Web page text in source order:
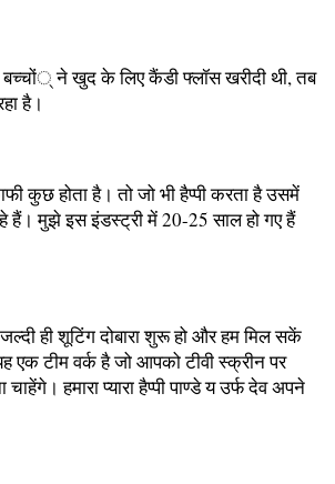
बच्चों् ने खुद के लिए कैंडी फ्लॉस खरीदी थी, तब
है।
कुछ होता है। तो जो भी हैप्पी करता है उसमें
हैं। मुझे इस इंडस्ट्री में 20-25 साल हो गए हैं
ही शूटिंग दोबारा शुरू हो और हम मिल सकें
टीम वर्क है जो आपको टीवी स्क्रीन पर
हमारा प्यारा हैप्पी पाण्डे य उर्फ देव अपने